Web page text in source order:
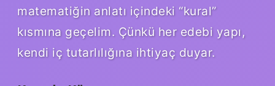
matematiğin anlatı içindeki “kural”
kısmına geçelim. Çünkü her edebi yapı,
kendi iç tutarlılığına ihtiyaç duyar.